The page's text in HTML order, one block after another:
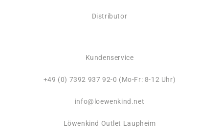
Distributor
Kundenservice
+49 (0) 7392 937 92-0 (Mo-Fr: 8-12 Uhr)
info@loewenkind.net
Löwenkind Outlet Laupheim
Bewertungen